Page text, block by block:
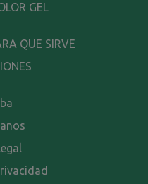
GEL
QUE SIRVE